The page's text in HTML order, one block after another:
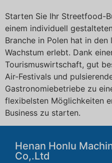
Starten Sie Ihr Streetfood-
einem individuell
Branche in Polen hat in
Wachstum erlebt. Dank
Tourismuswirtschaft, gut
Air-Festivals und
Gastronomiebetriebe zu
flexibelsten Möglichkeiten
Business zu starten.
Henan Honlu
Co,.Ltd